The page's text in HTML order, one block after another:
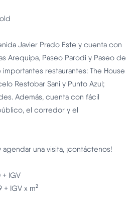
Javier Prado Este y cuenta con
Arequipa, Paseo Parodi y Paseo de
restaurantes: The House
Restobar Sani y Punto Azul;
Además, cuenta con fácil
el corredor y el
agendar una visita, ¡contáctenos!
+ IGV
IGV x m²